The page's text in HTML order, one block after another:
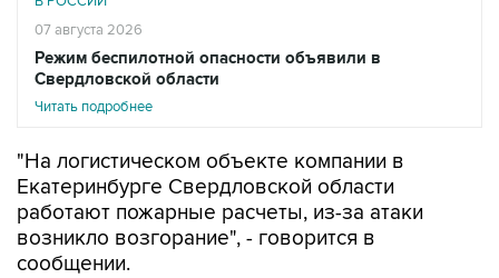
07 августа 2026
Режим беспилотной опасности объявили в
Свердловской области
Читать подробнее
"На логистическом объекте компании в
Екатеринбурге Свердловской области
работают пожарные расчеты, из-за атаки
возникло возгорание", - говорится в
сообщении.